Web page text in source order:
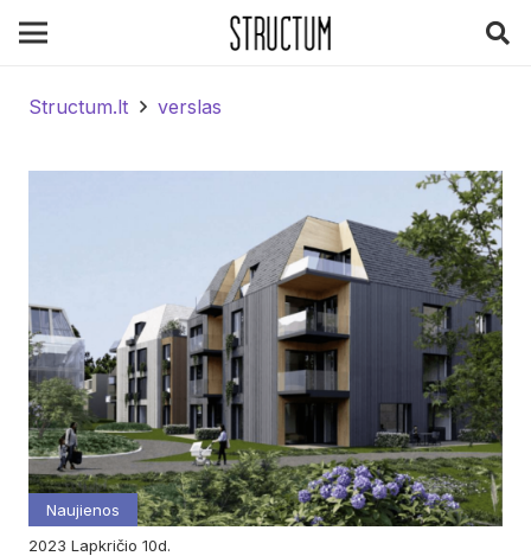
Structum.lt verslas
Naujienos
2023
lapkričio 10d.